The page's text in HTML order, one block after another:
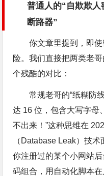
普通人的“自欺欺
断路器”
你文章里提到，即
险。我们直接把两类老
个残酷的对比：
常规老哥的“纸糊防
达 16 位，包含大写字母
不出来！”这种思维在
（Database Leak）技
你注册过的某个小网站
码组合，用自动化脚本